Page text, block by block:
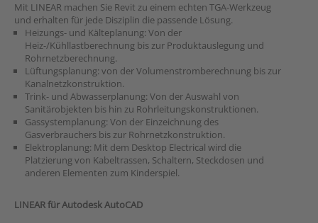
Mit LINEAR machen Sie Revit zu einem echten TGA-Werkzeug
und erhalten für jede Disziplin die passende Lösung.
Heizungs- und Kälteplanung: Von der
Heiz-/Kühllastberechnung bis zur Produktauslegung und
Rohrnetzberechnung.
Lüftungsplanung: von der Volumenstromberechnung bis zur
Kanalnetzkonstruktion.
Trink- und Abwasserplanung: Von der Auswahl von
Sanitärobjekten bis hin zu Rohrleitungskonstruktionen.
Gassystemplanung: Von der Einzeichnung des
Gasverbrauchers bis zur Rohrnetzkonstruktion.
Elektroplanung: Mit dem Desktop Electrical wird die
Platzierung von Kabeltrassen, Schaltern, Steckdosen und
anderen Elementen zum Kinderspiel.
LINEAR für Autodesk AutoCAD